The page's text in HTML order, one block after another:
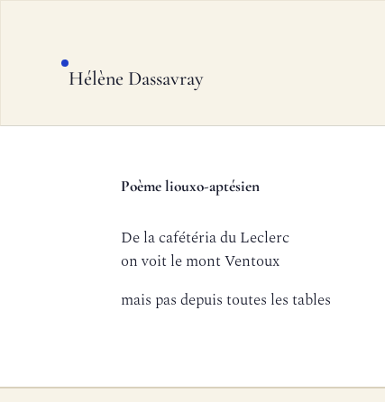
Hélène Dassavray
Poème liouxo-aptésien
De la cafétéria du Leclerc
on voit le mont Ventoux
mais pas depuis toutes les tables